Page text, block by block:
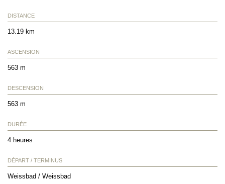
DISTANCE
13.19 km
ASCENSION
563 m
DESCENSION
563 m
DURÉE
4 heures
DÉPART / TERMINUS
Weissbad / Weissbad